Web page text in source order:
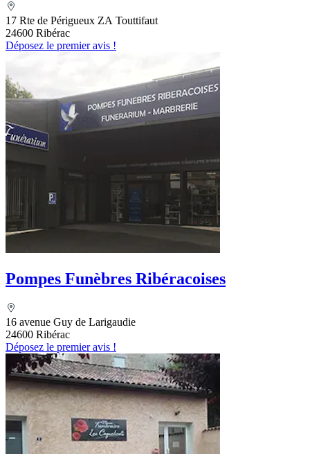
17 Rte de Périgueux ZA Touttifaut
24600 Ribérac
Déposez le premier avis !
Pompes Funèbres Ribéracoises
16 avenue Guy de Larigaudie
24600 Ribérac
Déposez le premier avis !